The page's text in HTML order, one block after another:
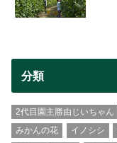
分類
2代目園主勝由じいちゃん
みかんの花
イノシシ